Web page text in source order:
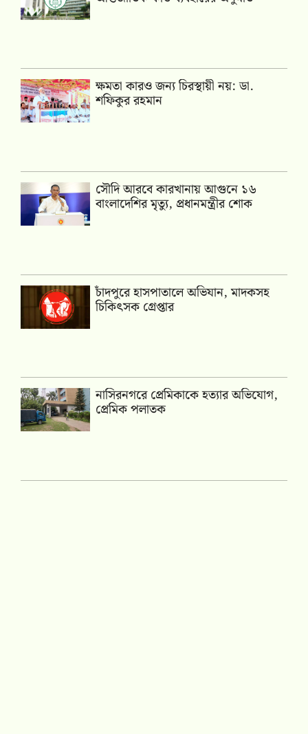
ক্ষমতা কারও জন্য চিরস্থায়ী নয়: ডা.
শফিকুর রহমান
সৌদি আরবে কারখানায় আগুনে ১৬
বাংলাদেশির মৃত্যু, প্রধানমন্ত্রীর শোক
চাঁদপুরে হাসপাতালে অভিযান, মাদকসহ
চিকিৎসক গ্রেপ্তার
নাসিরনগরে প্রেমিকাকে হত্যার অভিযোগ,
প্রেমিক পলাতক